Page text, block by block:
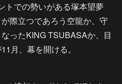
トでの勢いがある塚本望夢
際立つであろう空龍か、守
ったKING TSUBASAか、目
月、幕を開ける。